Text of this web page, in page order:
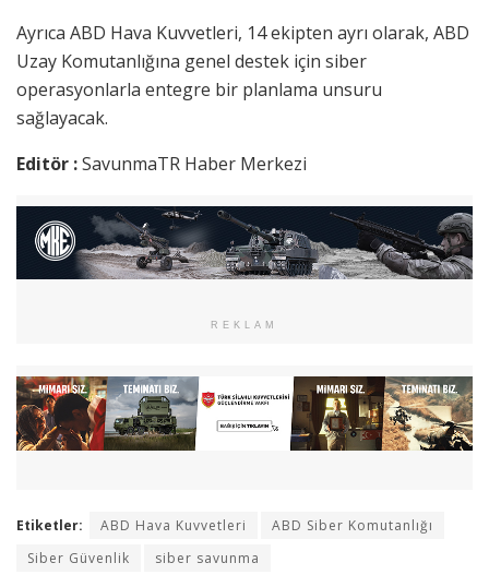
Ayrıca ABD Hava Kuvvetleri, 14 ekipten ayrı olarak, ABD
Uzay Komutanlığına genel destek için siber
operasyonlarla entegre bir planlama unsuru
sağlayacak.
Editör :SavunmaTR Haber Merkezi
REKLAM
Etiketler: ABD Hava Kuvvetleri
ABD Siber Komutanlığı
Siber Güvenlik
siber savunma